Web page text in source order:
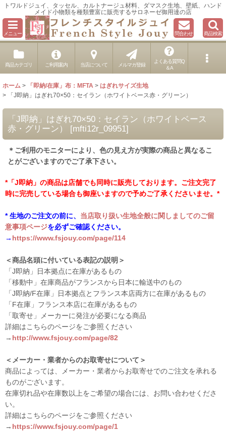
トワルドジュイ、タッセル、カルトナージュ材料、ダマスク生地、壁紙、ハンド
メイド小物類を種類豊富に販売するサロネーゼ御用達の店
メニュー 問合わせ 商品検索
商品カテゴリ ご利用案内 当店について メルマガ登録
よくある質問Q
＆A
ホーム > 「即納/在庫」布：MFTA > はぎれサイズ生地
>
「J即納」はぎれ70×50：セイラン（ホワイトベース赤・グリーン）
「J即納」はぎれ70×50：セイラン（ホワイトベース
赤・グリーン）
[mfti12r_09951]
＊ご利用のモニターにより、色の見え方が実際の商品と異なるこ
とがございますのでご了承下さい。
*「J即納」の商品は店舗でも同時に販売しております。ご注文完了
時に完売している場合も御座いますので予めご了承くださいませ。*
* 生地のご注文の前に、 当店取り扱い生地全般に関しましてのご留
意事項ページを必ずご確認ください。
→ https://www.fsjouy.com/page/114
＜商品名頭に付いている表記の説明＞
「J即納」日本拠点に在庫があるもの
「移動中」在庫商品がフランスから日本に輸送中のもの
「J即納/F在庫」日本拠点とフランス本店両方に在庫があるもの
「F在庫」フランス本店に在庫があるもの
「取寄せ」メーカーに発注が必要になる商品
詳細はこちらのページをご参照ください
→ http://www.fsjouy.com/page/82
＜メーカー・業者からのお取寄せについて＞
商品によっては、メーカー・業者からお取寄せでのご注文を承れる
ものがございます。
在庫切れ品や在庫数以上をご希望の場合には、お問い合わせくださ
い。
詳細はこちらのページをご参照ください
→ https://www.fsjouy.com/page/1